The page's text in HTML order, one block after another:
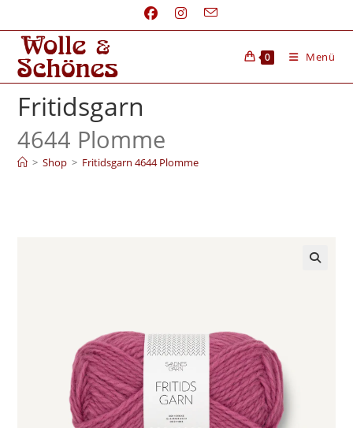
0 Menü
Fritidsgarn
4644 Plomme
> Shop > Fritidsgarn 4644 Plomme